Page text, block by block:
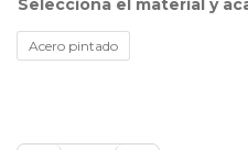
material y
Acero pintado